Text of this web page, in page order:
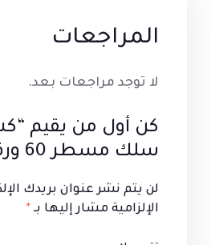
المراجعات
لا توجد مراجعات بعد.
كن أول من يقيم
سلك مسطر 60 ورقة البركة”
لن يتم نشر عنوان بريدك
الإلزامية مشار إليها بـ *